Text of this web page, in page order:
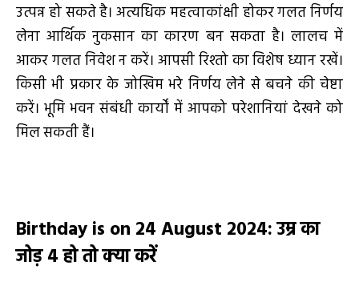
उत्पन्न हो सकते है। अत्यधिक महत्वाकांक्षी होकर गलत निर्णय
लेना आर्थिक नुकसान का कारण बन सकता है। लालच में
आकर गलत निवेश न करें। आपसी रिश्तो का विशेष ध्यान रखें।
किसी भी प्रकार के जोखिम भरे निर्णय लेने से बचने की चेष्टा
करें। भूमि भवन संबंधी कार्यों में आपको परेशानियां देखने को
मिल सकती हैं।
Birthday is on 24 August 2024:उम्र का
जोड़4हो तोक्या करें